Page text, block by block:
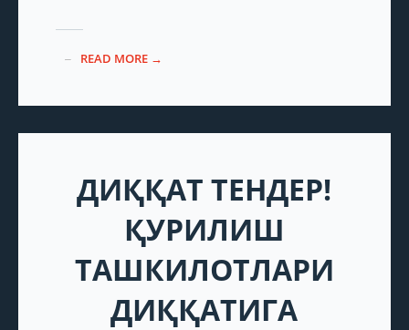
READ MORE →
ДИҚҚАТ ТЕНДЕР!
ҚУРИЛИШ
ТАШКИЛОТЛАРИ
ДИҚҚАТИГА